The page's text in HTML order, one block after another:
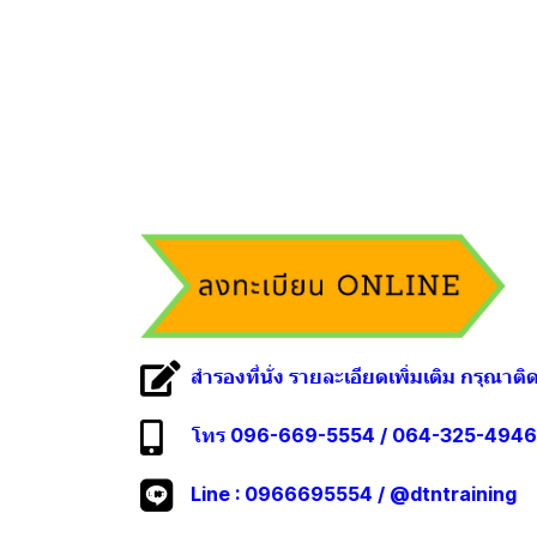
สำรองที่นั่ง รายละเอียดเพิ่มเติม กรุณาติ
โทร 096-669-5554 / 064-325-4946
Line : 0966695554 / @dtntraining